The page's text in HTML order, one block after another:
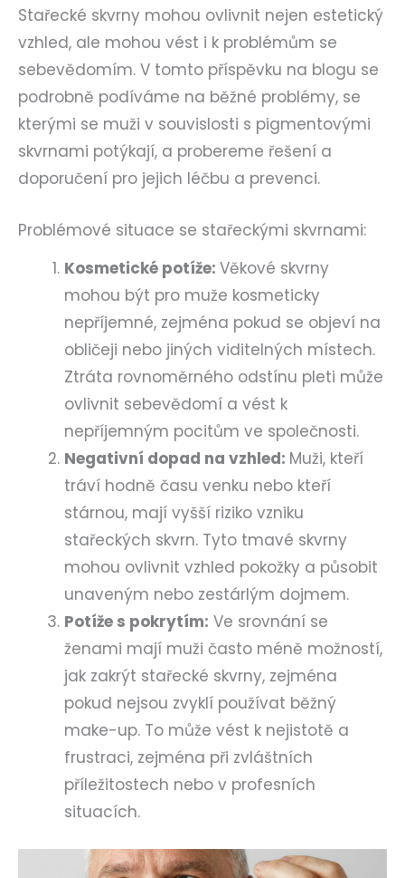
Stařecké skvrny mohou ovlivnit nejen estetický
vzhled, ale mohou vést i k problémům se
sebevědomím. V tomto příspěvku na blogu se
podrobně podíváme na běžné problémy, se
kterými se muži v souvislosti s pigmentovými
skvrnami potýkají, a probereme řešení a
doporučení pro jejich léčbu a prevenci.
Problémové situace se stařeckými skvrnami:
Kosmetické potíže: Věkové skvrny
mohou být pro muže kosmeticky
nepříjemné, zejména pokud se objeví na
obličeji nebo jiných viditelných místech.
Ztráta rovnoměrného odstínu pleti může
ovlivnit sebevědomí a vést k
nepříjemným pocitům ve společnosti.
Negativní dopad na vzhled: Muži, kteří
tráví hodně času venku nebo kteří
stárnou, mají vyšší riziko vzniku
stařeckých skvrn. Tyto tmavé skvrny
mohou ovlivnit vzhled pokožky a působit
unaveným nebo zestárlým dojmem.
Potíže s pokrytím: Ve srovnání se
ženami mají muži často méně možností,
jak zakrýt stařecké skvrny, zejména
pokud nejsou zvyklí používat běžný
make-up. To může vést k nejistotě a
frustraci, zejména při zvláštních
příležitostech nebo v profesních
situacích.